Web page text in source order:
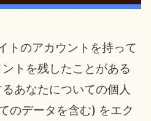
トのアカウントを持って
トを残したことがある
あなたについての個人
のデータを含む) をエク